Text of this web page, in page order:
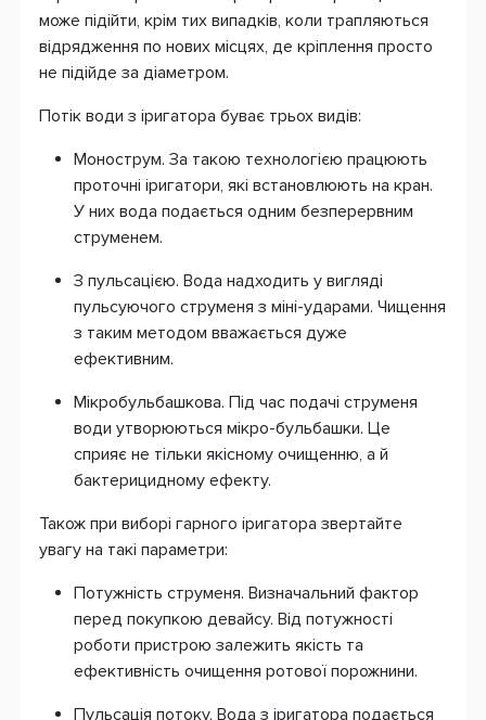
може підійти, крім тих випадків, коли трапляються
відрядження по нових місцях, де кріплення просто
не підійде за діаметром.
Потік води з іригатора буває трьох видів:
Монострум. За такою технологією працюють
проточні іригатори, які встановлюють на кран.
У них вода подається одним безперервним
струменем.
З пульсацією. Вода надходить у вигляді
пульсуючого струменя з міні-ударами. Чищення
з таким методом вважається дуже
ефективним.
Мікробульбашкова. Під час подачі струменя
води утворюються мікро-бульбашки. Це
сприяє не тільки якісному очищенню, а й
бактерицидному ефекту.
Також при виборі гарного іригатора звертайте
увагу на такі параметри:
Потужність струменя. Визначальний фактор
перед покупкою девайсу. Від потужності
роботи пристрою залежить якість та
ефективність очищення ротової порожнини.
Пульсація потоку. Вода з іригатора подається